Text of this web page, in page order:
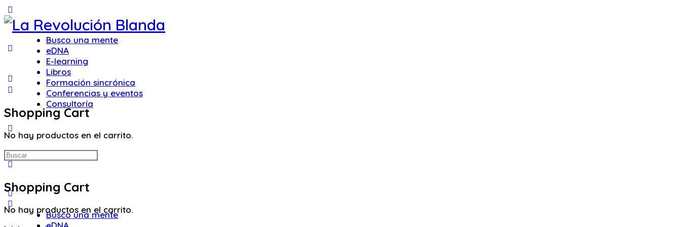
Panel
Busco una mente
eDNA
E-learning
Libros
Formación sincrónica
Conferencias y eventos
Consultoría
options
Shopping Cart
No hay productos en el carrito.
Shopping Cart
No hay productos en el carrito.
Buscar:
Busco una mente